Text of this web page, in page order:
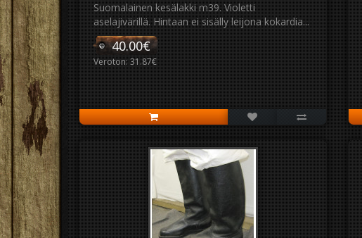
Suomalainen kesälakki m39. Violetti
aselajivärillä. Hintaan ei sisälly leijona kokardia...
40.00€
Veroton: 31.87€